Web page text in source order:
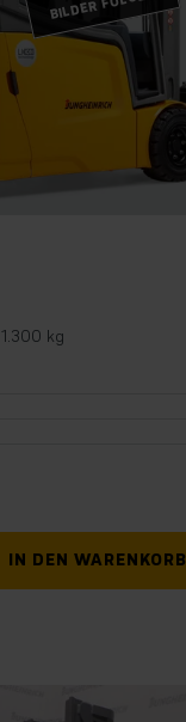
1.300 kg
IN DEN WARENKORB